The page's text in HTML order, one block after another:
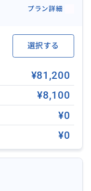
プラン詳細
選択する
¥81,200
¥8,100
¥0
¥0